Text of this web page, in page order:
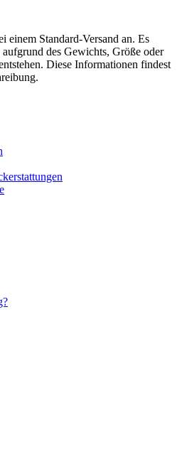
einem Standard-Versand an. Es
des Gewichts, Größe oder
Diese Informationen findest